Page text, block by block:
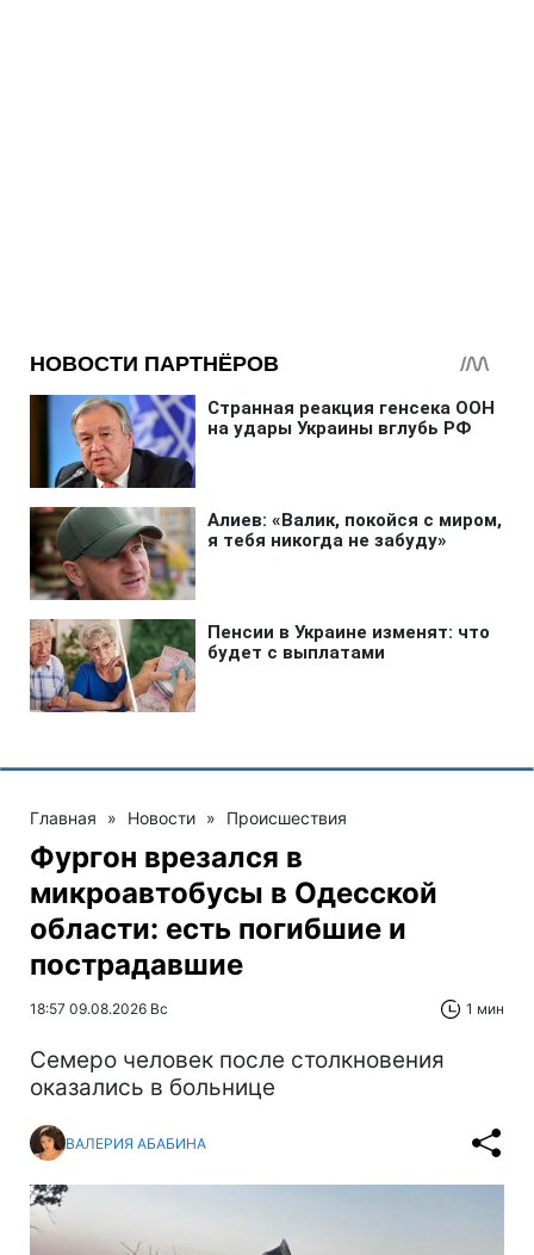
Главная » Новости » Происшествия
Фургон врезался в
микроавтобусы в Одесской
области: есть погибшие и
пострадавшие
18:57 09.08.2026 Вс 1 мин
Cемеро человек после столкновения
оказались в больнице
ВАЛЕРИЯ АБАБИНА